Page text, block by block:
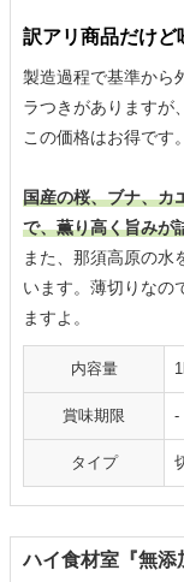
訳アリ商品だけど
製造過程で基準から
ラつきがありますが
この価格はお得です
国産の桜、ブナ、カ
で、薫り高く旨みが
また、那須高原の水
います。薄切りなの
ますよ。
内容量
賞味期限 ‐
タイプ
ハイ食材室『無添